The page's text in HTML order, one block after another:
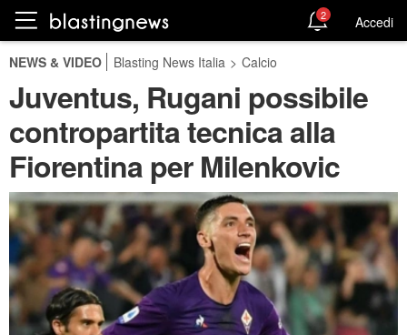
2 Accedi
NEWS & VIDEO Blasting News Italia > Calcio
Juventus, Rugani possibile
contropartita tecnica alla
Fiorentina per Milenkovic